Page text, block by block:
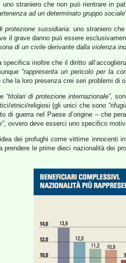
uno straniero che non può rientrare in
ad un determinato gruppo
protezione sussidiaria: uno straniero
il grave danno può essere
di un civile derivante dalla violenza
specifica inoltre che il diritto
“rappresenta un pericolo per la
la loro presenza crei seri problemi di
“titolari di protezione internazionale”,
etnici/religiosi (gli unici che sono
di guerra nel Paese d’origine – che
, ovvero deve esserci uno specifico
dei profughi come vittime innocenti
le prime dieci nazionalità dei